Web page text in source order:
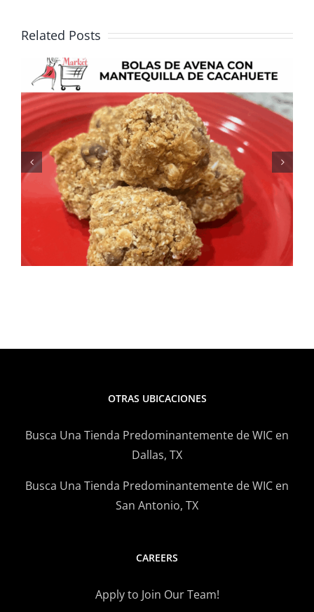
Related Posts
Fresca, sabrosa y perfecta
para el verano: Receta de
ensalada de elote y frijoles
negros
OTRAS UBICACIONES
Busca Una Tienda Predominantemente de WIC en
Dallas, TX
Busca Una Tienda Predominantemente de WIC en
San Antonio, TX
CAREERS
Apply to Join Our Team!